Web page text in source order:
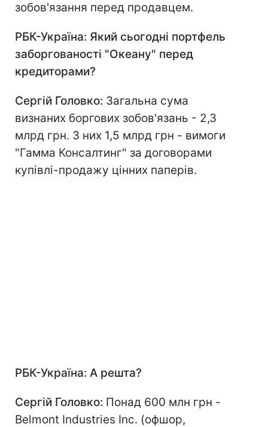
зобов'язання перед продавцем.
РБК-Україна: Який сьогодні портфель
заборгованості "Океану" перед
кредиторами?
Сергій Головко: Загальна сума
визнаних боргових зобов'язань - 2,3
млрд грн. З них 1,5 млрд грн - вимоги
"Гамма Консалтинг" за договорами
купівлі-продажу цінних паперів.
РБК-Україна: А решта?
Сергій Головко: Понад 600 млн грн -
Belmont Industries Inc. (офшор,